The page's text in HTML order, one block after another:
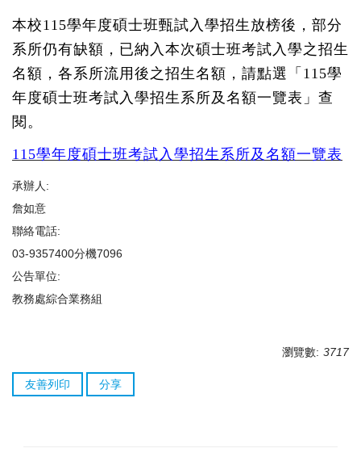
本校115學年度碩士班甄試入學招生放榜後，部分
系所仍有缺額，已納入本次碩士班考試入學之招生
名額，各系所流用後之招生名額，請點選「 115學
年度碩士班考試入學招生系所及名額一覽表」查
閱。
115學年度碩士班考試入學招生系所及名額一覽表
承辦人:
詹如意
聯絡電話:
03-9357400分機7096
公告單位:
教務處綜合業務組
瀏覽數: 3717
友善列印 分享